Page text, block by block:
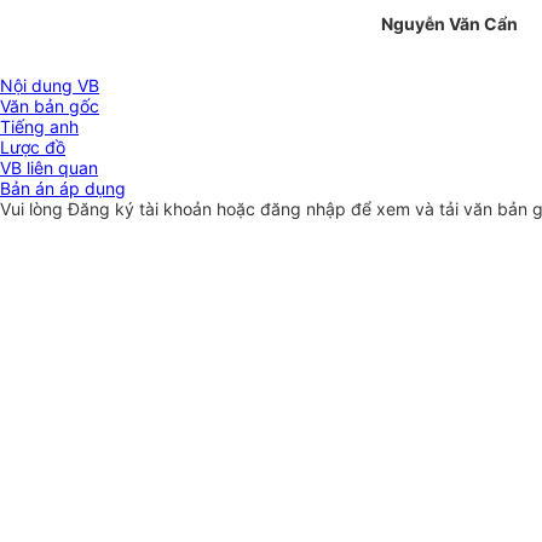
Nguyễn Văn Cẩn
Nội dung VB
Văn bản gốc
Tiếng anh
Lược đồ
VB liên quan
Bản án áp dụng
Vui lòngĐăng ký tài khoản hoặc đăng nhập để xem và tải văn bản